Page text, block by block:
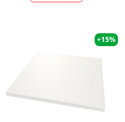
+15%